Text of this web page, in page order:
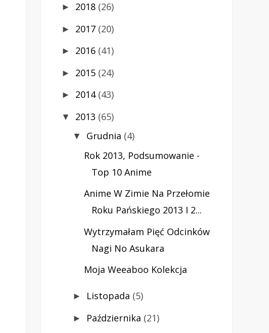
► 2018 (26)
► 2017 (20)
► 2016 (41)
► 2015 (24)
► 2014 (43)
▼ 2013 (65)
▼ Grudnia (4)
Rok 2013, Podsumowanie -
Top 10 Anime
Anime W Zimie Na Przełomie
Roku Pańskiego 2013 I 2...
Wytrzymałam Pięć Odcinków
Nagi No Asukara
Moja Weeaboo Kolekcja
► Listopada (5)
► Października (21)